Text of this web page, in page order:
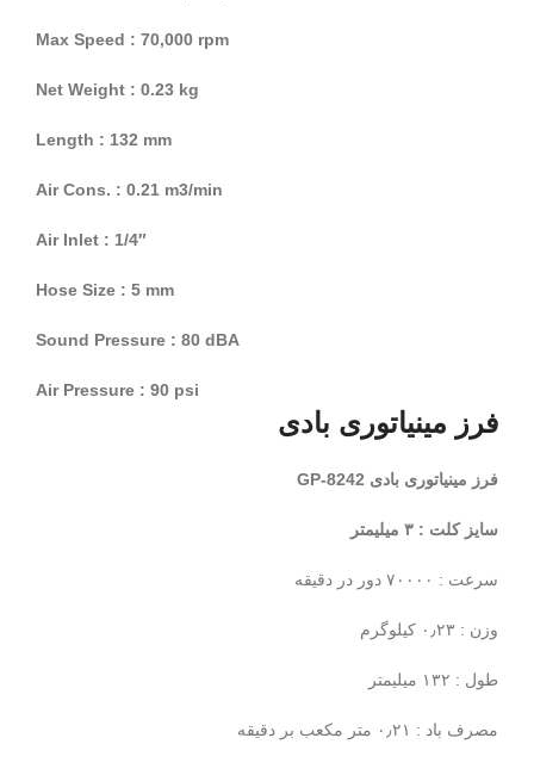
Max Speed : 70,000 rpm
Net Weight : 0.23 kg
Length : 132 mm
Air Cons. : 0.21 m3/min
Air Inlet : 1/4″
Hose Size : 5 mm
Sound Pressure : 80 dBA
Air Pressure : 90 psi
فرز مینیاتوری بادی
فرز مینیاتوری بادی GP-8242
سایز کلت : ۳ میلیمتر
سرعت : ۷۰۰۰۰ دور در دقیقه
وزن : ۰٫۲۳ کیلوگرم
طول : ۱۳۲ میلیمتر
مصرف باد : ۰٫۲۱ متر مکعب بر دقیقه